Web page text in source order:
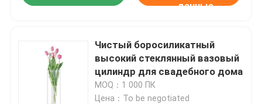
данные
Чистый боросиликатный
высокий стеклянный вазовый
цилиндр для свадебного дома
MOQ：1 000 ПК
Цена：To be negotiated